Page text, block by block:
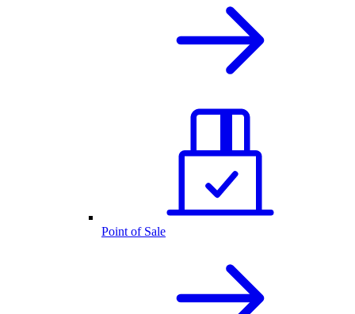
Point of Sale